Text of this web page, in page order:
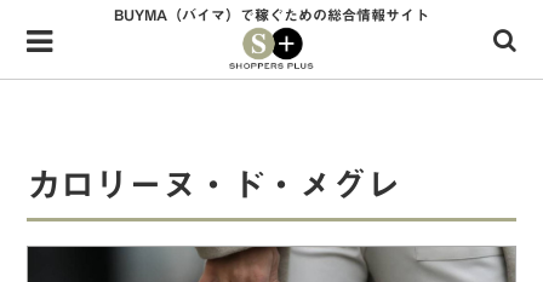
Menu
HOME
34歳独身OLバイマ実践記
BUYMA（バイマ）で稼ぐための総合情報サイト
カロリーヌ・ド・メグレ